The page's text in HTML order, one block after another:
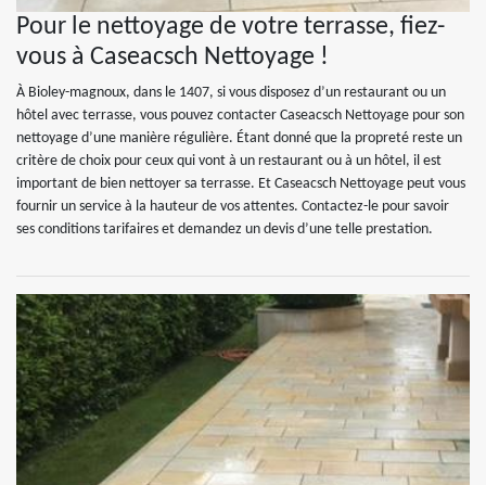
Pour le nettoyage de votre terrasse, fiez-
vous à Caseacsch Nettoyage !
À Bioley-magnoux, dans le 1407, si vous disposez d’un restaurant ou un
hôtel avec terrasse, vous pouvez contacter Caseacsch Nettoyage pour son
nettoyage d’une manière régulière. Étant donné que la propreté reste un
critère de choix pour ceux qui vont à un restaurant ou à un hôtel, il est
important de bien nettoyer sa terrasse. Et Caseacsch Nettoyage peut vous
fournir un service à la hauteur de vos attentes. Contactez-le pour savoir
ses conditions tarifaires et demandez un devis d’une telle prestation.